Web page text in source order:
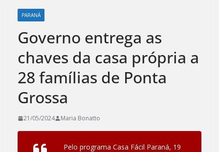
PARANÁ
Governo entrega as
chaves da casa própria a
28 famílias de Ponta
Grossa
21/05/2024 Maria Bonatto
Pelo programa Casa Fácil Paraná, 19